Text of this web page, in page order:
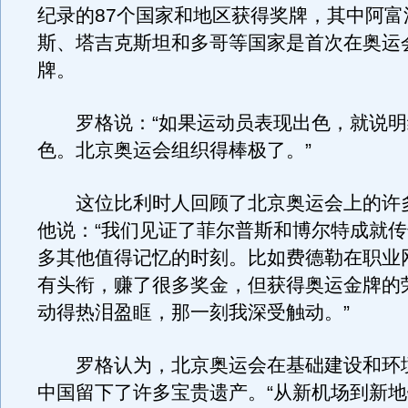
纪录的87个国家和地区获得奖牌，其中阿
斯、塔吉克斯坦和多哥等国家是首次在奥运
牌。
罗格说：“如果运动员表现出色，就说明
色。北京奥运会组织得棒极了。”
这位比利时人回顾了北京奥运会上的许
他说：“我们见证了菲尔普斯和博尔特成就
多其他值得记忆的时刻。比如费德勒在职业
有头衔，赚了很多奖金，但获得奥运金牌的
动得热泪盈眶，那一刻我深受触动。”
罗格认为，北京奥运会在基础建设和环
中国留下了许多宝贵遗产。“从新机场到新